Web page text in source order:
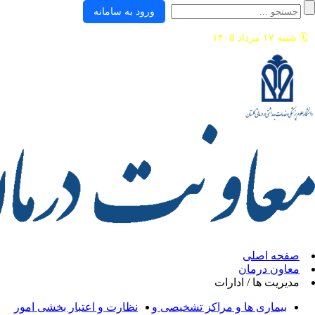
/ ادارات
ها و مراکز تشخیصی و
نظارت و اعتبار بخشی امور